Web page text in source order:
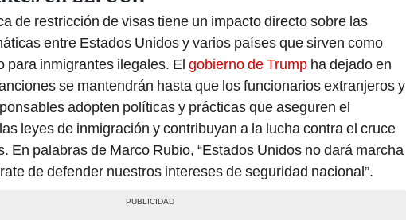
de restricción de visas tiene un impacto directo sobre las
entre Estados Unidos y varios países que sirven como
para inmigrantes ilegales. El gobierno de Trump ha dejado en
se mantendrán hasta que los funcionarios extranjeros y
adopten políticas y prácticas que aseguren el
leyes de inmigración y contribuyan a la lucha contra el cruce
En palabras de Marco Rubio, “Estados Unidos no dará marcha
de defender nuestros intereses de seguridad nacional”.